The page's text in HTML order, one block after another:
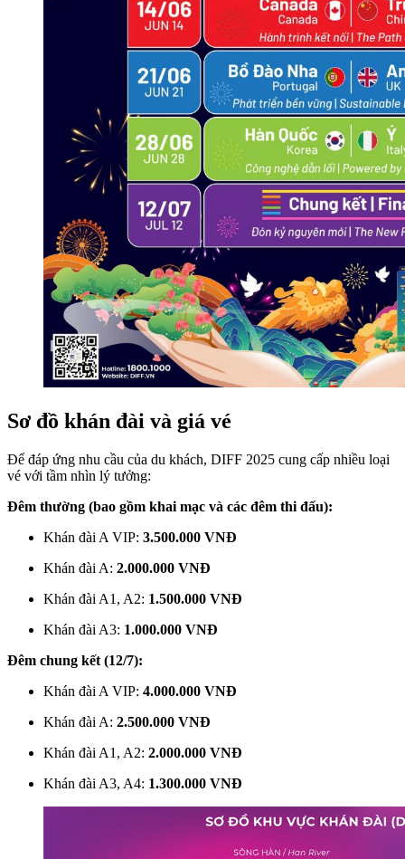
Sơ đồ khán đài và giá vé
Để đáp ứng nhu cầu của du khách, DIFF 2025 cung cấp nhiều loại
vé với tầm nhìn lý tưởng:
Đêm thường (bao gồm khai mạc và các đêm thi đấu):
Khán đài A VIP: 3.500.000 VNĐ
Khán đài A: 2.000.000 VNĐ
Khán đài A1, A2: 1.500.000 VNĐ
Khán đài A3: 1.000.000 VNĐ
Đêm chung kết (12/7):
Khán đài A VIP: 4.000.000 VNĐ
Khán đài A: 2.500.000 VNĐ
Khán đài A1, A2: 2.000.000 VNĐ
Khán đài A3, A4: 1.300.000 VNĐ